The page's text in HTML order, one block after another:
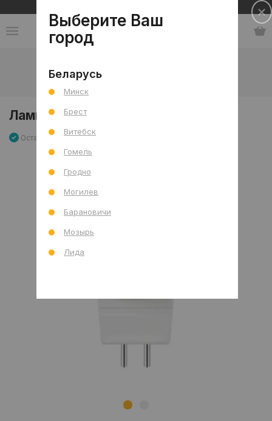
Лампа ULTRA LED MR16 5W 3000K
Лампа ULTRA LED MR16 5W 3000K
Остаток 1 шт Артикул: 0000019931
Выберите Ваш
город
Беларусь
Минск
Брест
Витебск
Гомель
Гродно
Могилев
Барановичи
Мозырь
Лида